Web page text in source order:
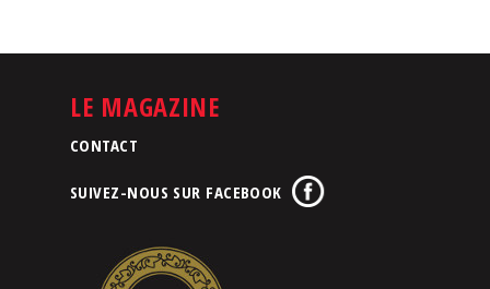
LE MAGAZINE
CONTACT
SUIVEZ-NOUS SUR FACEBOOK